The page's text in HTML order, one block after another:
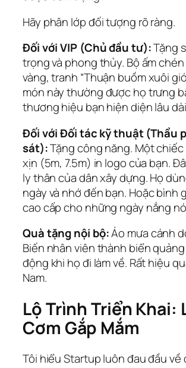
Hãy phân lớp đối tượng rõ ràng.
Đối với VIP (Chủ đầu tư):Tặng
trọng và phong thủy. Bộ ấm
vàng, tranh “Thuận buồm xuôi
món này thường được họ trưng
thương hiệu bạn hiện diện lâu
Đối với Đối tác kỹ thuật (Thầu
sát):Tặng công năng. Một
xịn (5m, 7.5m) in logo của bạn.
ly thân của dân xây dựng. Họ
ngày và nhớ đến bạn. Hoặc bình
cao cấp cho những ngày nắng
Quà tặng nội bộ:Áo mưa cánh
Biến nhân viên thành biển
động khi họ đi làm về. Rất hiệu
Nam.
Lộ Trình Triển Khai:
Cơm Gắp Mắm
Tôi hiểu Startup luôn đau đầu về